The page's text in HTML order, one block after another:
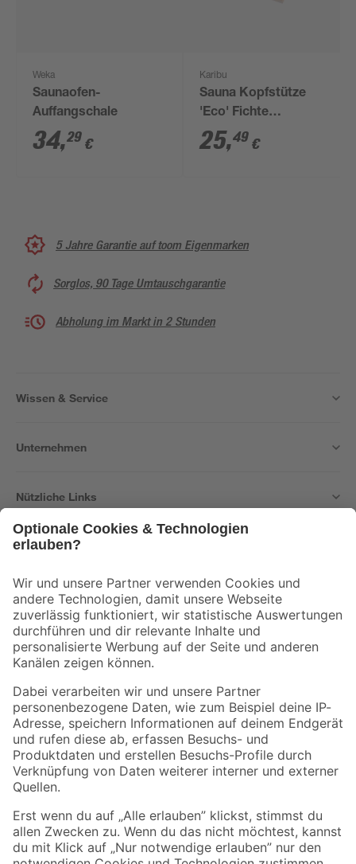
Weka
Saunaofen-
Auffangschale
34,29 €
Karibu
Sauna Kopfstütze
'Eco' Fichte
naturbelassen 40 x
31,5 cm
25,49 €
5 Jahre Garantie auf toom Eigenmarken
Sorglos, 90 Tage Umtauschgarantie
Abholung im Markt in 2 Stunden
Wissen & Service
Unternehmen
Nützliche Links
Der toom Newsletter: Keine Angebote und Aktionen mehr verpassen!
Zur Newsletter Anmeldung
Folge uns
Zahlungsarten Versandarten
Sicher einkaufen
Jetzt die toom-App herunterladen